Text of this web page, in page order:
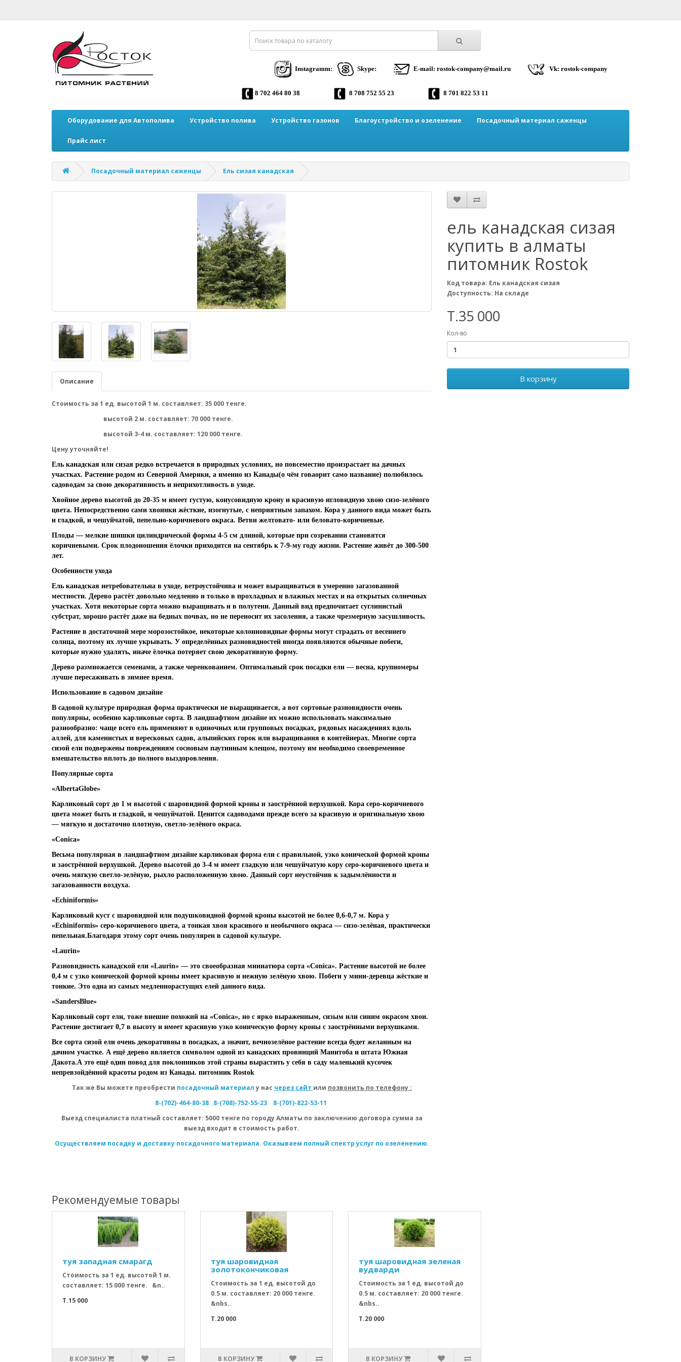
Instagramm: Skype: E-mail: rostok-company@mail.ru Vk: rostok-company
8 702 464 80 38 8 708 752 55 23 8 701 822 53 11
Оборудование для Автополива Устройство полива Устройство газонов Благоустройство и озеленение Посадочный материал саженцы
Прайс лист
Посадочный материал саженцы Ель сизая канадская
Описание
Стоимость за 1 ед. высотой 1 м. составляет: 35 000 тенге.
высотой 2 м. составляет: 70 000 тенге.
высотой 3-4 м. составляет: 120 000 тенге.
Цену уточняйте!
Ель канадская или сизая редко встречается в природных условиях, но повсеместно произрастает на дачных
участках. Растение родом из Северной Америки, а именно из Канады(о чём говаорит само название) полюбилось
садоводам за свою декоративность и неприхотливость в уходе.
Хвойное дерево высотой до 20-35 м имеет густую, конусовидную крону и красивую игловидную хвою сизо-зелёного
цвета. Непосредственно сами хвоинки жёсткие, изогнутые, с неприятным запахом. Кора у данного вида может быть
и гладкой, и чешуйчатой, пепельно-коричневого окраса. Ветви желтовато- или беловато-коричневые.
Плоды — мелкие шишки цилиндрической формы 4-5 см длиной, которые при созревании становятся
коричневыми. Срок плодоношения ёлочки приходится на сентябрь к 7-9-му году жизни. Растение живёт до 300-500
лет.
Особенности ухода
Ель канадская нетребовательна в уходе, ветроустойчива и может выращиваться в умеренно загазованной
местности. Дерево растёт довольно медленно и только в прохладных и влажных местах и на открытых солнечных
участках. Хотя некоторые сорта можно выращивать и в полутени. Данный вид предпочитает суглинистый
субстрат, хорошо растёт даже на бедных почвах, но не переносит их засоления, а также чрезмерную засушливость.
Растение в достаточной мере морозостойкое, некоторые колонновидные формы могут страдать от весеннего
солнца, поэтому их лучше укрывать. У определённых разновидностей иногда появляются обычные побеги,
которые нужно удалять, иначе ёлочка потеряет свою декоративную форму.
Дерево размножается семенами, а также черенкованием. Оптимальный срок посадки ели — весна, крупномеры
лучше пересаживать в зимнее время.
Использование в садовом дизайне
В садовой культуре природная форма практически не выращивается, а вот сортовые разновидности очень
популярны, особенно карликовые сорта. В ландшафтном дизайне их можно использовать максимально
разнообразно: чаще всего ель применяют в одиночных или групповых посадках, рядовых насаждениях вдоль
аллей, для каменистых и вересковых садов, альпийских горок или выращивания в контейнерах. Многие сорта
сизой ели подвержены повреждениям сосновым паутинным клещом, поэтому им необходимо своевременное
вмешательство вплоть до полного выздоровления.
Популярные сорта
«AlbertaGlobe»
Карликовый сорт до 1 м высотой с шаровидной формой кроны и заострённой верхушкой. Кора серо-коричневого
цвета может быть и гладкой, и чешуйчатой. Ценится садоводами прежде всего за красивую и оригинальную хвою
— мягкую и достаточно плотную, светло-зелёного окраса.
«Conica»
Весьма популярная в ландшафтном дизайне карликовая форма ели с правильной, узко конической формой кроны
и заострённой верхушкой. Дерево высотой до 3-4 м имеет гладкую или чешуйчатую кору серо-коричневого цвета и
очень мягкую светло-зелёную, рыхло расположенную хвою. Данный сорт неустойчив к задымлённости и
загазованности воздуха.
«Echiniformis»
Карликовый куст с шаровидной или подушковидной формой кроны высотой не более 0,6-0,7 м. Кора у
«Echiniformis» серо-коричневого цвета, а тонкая хвоя красивого и необычного окраса — сизо-зелёная, практически
пепельная.Благодаря этому сорт очень популярен в садовой культуре.
«Laurin»
Разновидность канадской ели «Laurin» — это своеобразная миниатюра сорта «Conica». Растение высотой не более
0,4 м с узко конической формой кроны имеет красивую и нежную зелёную хвою. Побеги у мини-деревца жёсткие и
тонкие. Это одна из самых медленнорастущих елей данного вида.
«SandersBlue»
Карликовый сорт ели, тоже внешне похожий на «Conica», но с ярко выраженным, сизым или синим окрасом хвои.
Растение достигает 0,7 в высоту и имеет красивую узко коническую форму кроны с заострёнными верхушками.
Все сорта сизой ели очень декоративны в посадках, а значит, вечнозелёное растение всегда будет желанным на
дачном участке. А ещё дерево является символом одной из канадских провинций Манитоба и штата Южная
Дакота.А это ещё один повод для поклонников этой страны вырастить у себя в саду маленький кусочек
непревзойдённой красоты родом из Канады. питомник Rostok
Так же Вы можете преобрести посадочный материалу нас через сайт или позвонить по телефону :
8-(702)-464-80-38 8-(708)-752-55-23
8-(701)-822-53-11
Выезд специалиста платный составляет: 5000 тенге по городу Алматы по заключению договора сумма за
выезд входит в стоимость работ.
Осуществляем посадку и доставку посадочного материала. Оказываем полный спектр услуг по озеленению.
ель канадская сизая
купить в алматы
питомник Rostok
Код товара: Ель канадская сизая
Доступность: На складе
T.35 000
Кол-во
В корзину
Рекомендуемые товары
туя западная смарагд
Стоимость за 1 ед. высотой 1 м.
составляет: 15 000 тенге. &n..
T.15 000
В КОРЗИНУ
туя шаровидная
золотокончиковая
Стоимость за 1 ед. высотой до
0.5 м. составляет: 20 000 тенге.
&nbs..
T.20 000
В КОРЗИНУ
туя шаровидная зеленая
вудварди
Стоимость за 1 ед. высотой до
0.5 м. составляет: 20 000 тенге.
&nbs..
T.20 000
В КОРЗИНУ